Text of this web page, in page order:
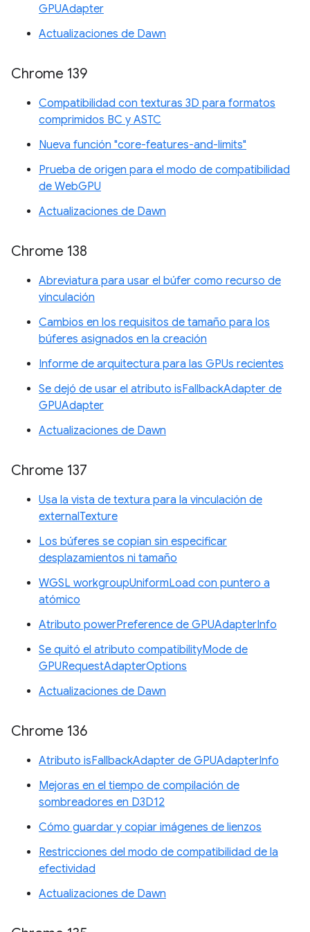
GPUAdapter
Actualizaciones de Dawn
Chrome 139
Compatibilidad con texturas 3D para formatos
comprimidos BC y ASTC
Nueva función "core-features-and-limits"
Prueba de origen para el modo de compatibilidad
de WebGPU
Actualizaciones de Dawn
Chrome 138
Abreviatura para usar el búfer como recurso de
vinculación
Cambios en los requisitos de tamaño para los
búferes asignados en la creación
Informe de arquitectura para las GPUs recientes
Se dejó de usar el atributo isFallbackAdapter de
GPUAdapter
Actualizaciones de Dawn
Chrome 137
Usa la vista de textura para la vinculación de
externalTexture
Los búferes se copian sin especificar
desplazamientos ni tamaño
WGSL workgroupUniformLoad con puntero a
atómico
Atributo powerPreference de GPUAdapterInfo
Se quitó el atributo compatibilityMode de
GPURequestAdapterOptions
Actualizaciones de Dawn
Chrome 136
Atributo isFallbackAdapter de GPUAdapterInfo
Mejoras en el tiempo de compilación de
sombreadores en D3D12
Cómo guardar y copiar imágenes de lienzos
Restricciones del modo de compatibilidad de la
efectividad
Actualizaciones de Dawn